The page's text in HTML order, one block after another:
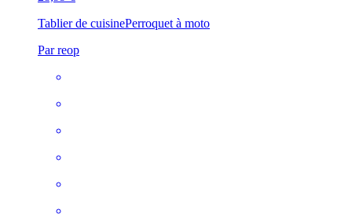
Tablier de cuisinePerroquet à moto
Par reop